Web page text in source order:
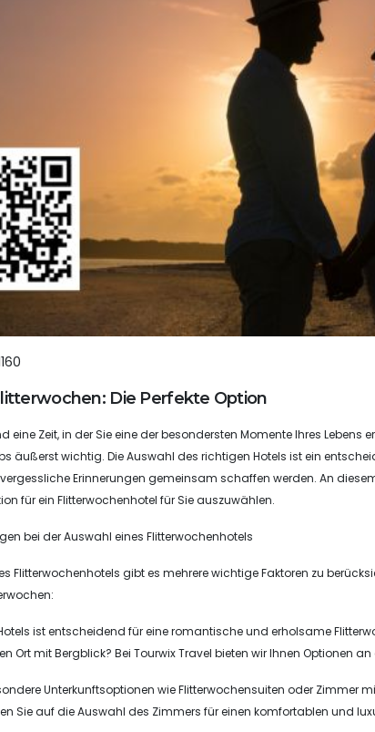
Die Perfekte Option
eine Zeit, in der Sie eine der besondersten Momente Ihres Lebens
äußerst wichtig. Die Auswahl des richtigen Hotels ist ein
Erinnerungen gemeinsam schaffen werden. An
für ein Flitterwochenhotel für Sie auszuwählen.
bei der Auswahl eines Flitterwochenhotels
Flitterwochenhotels gibt es mehrere wichtige Faktoren zu
ist entscheidend für eine romantische und erholsame
Ort mit Bergblick? Bei Tourwix Travel bieten wir Ihnen Optionen
Unterkunftsoptionen wie Flitterwochensuiten oder Zimmer
Sie auf die Auswahl des Zimmers für einen komfortablen und